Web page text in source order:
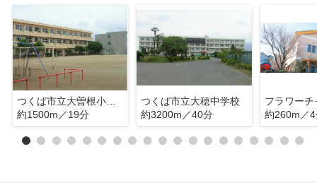
つくば市立大曽根小学校
約1500m／19分
つくば市立大穂中学校
約3200m／40分
約260m／